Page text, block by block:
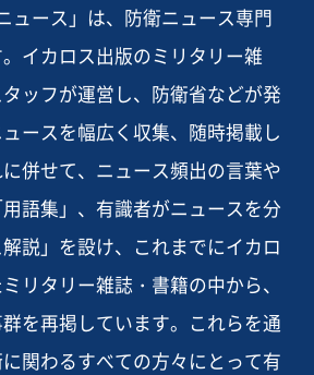
ュース」は、防衛ニュース専門
イカロス出版のミリタリー雑
ッフが運営し、防衛省などが発
ースを幅広く収集、随時掲載し
併せて、ニュース頻出の言葉や
語集」、有識者がニュースを分
説」を設け、これまでにイカロ
リタリー雑誌・書籍の中から、
を再掲しています。これらを通
関わるすべての方々にとって有